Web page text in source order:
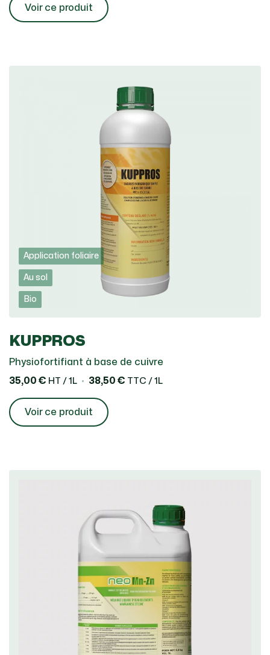
Voir ce produit
Application foliaire
Au sol
Bio
KUPPROS
Physiofortifiant à base de cuivre
35,00 € HT / 1L 38,50 € TTC / 1L
Voir ce produit